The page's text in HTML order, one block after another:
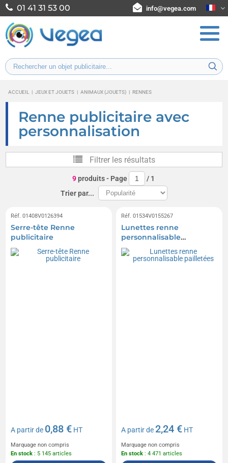
01 41 31 53 00 info@vegea.com
ACCUEIL | JEUX ET JOUETS | ANIMAUX (JOUETS) | RENNES
Renne publicitaire avec
personnalisation
Filtrer les résultats
9produits- Page / 1
Trier par...
Réf. 01408V0126394
Serre-tête Renne
publicitaire
A partir de 0,88 € HT
Marquage non compris
En stock : 5 145 articles
Réf. 01534V0155267
Lunettes renne
personnalisable
pailletées
A partir de2,24 € HT
Marquage non compris
En stock : 4 471 articles